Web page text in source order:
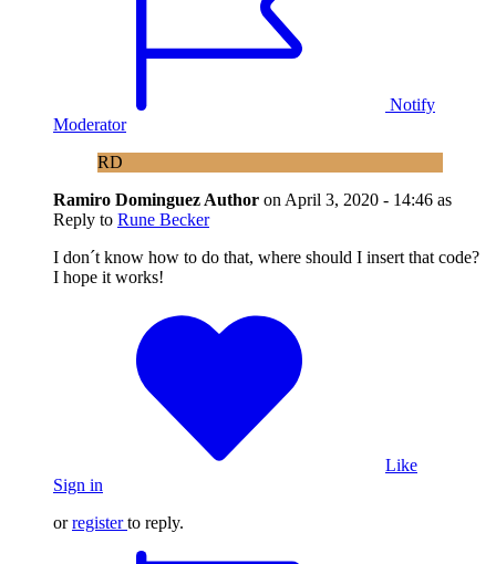
Notify
Moderator
RD
Ramiro Dominguez Author on April 3, 2020 - 14:46 as
Reply to Rune Becker
I don´t know how to do that, where should I insert that code?
I hope it works!
Like
Sign in
orregister to reply.